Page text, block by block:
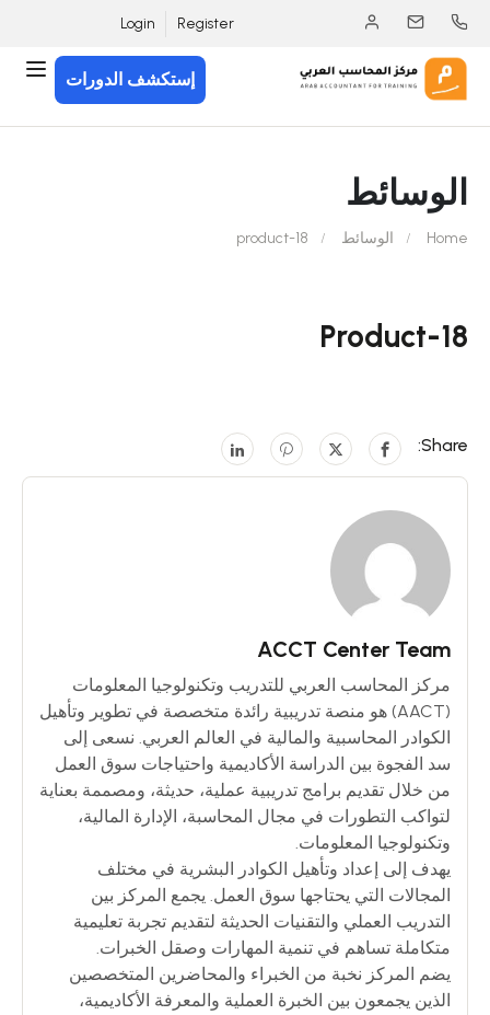
Register
Login
إستكشف الدورات
الوسائط
Home الوسائط product-18
Product-18
Share:
ACCT Center Team
مركز المحاسب العربي للتدريب وتكنولوجيا المعلومات
(AACT) هو منصة تدريبية رائدة متخصصة في تطوير وتأهيل
الكوادر المحاسبية والمالية في العالم العربي. نسعى إلى
سد الفجوة بين الدراسة الأكاديمية واحتياجات سوق العمل
من خلال تقديم برامج تدريبية عملية، حديثة، ومصممة بعناية
لتواكب التطورات في مجال المحاسبة، الإدارة المالية،
وتكنولوجيا المعلومات.
يهدف إلى إعداد وتأهيل الكوادر البشرية في مختلف
المجالات التي يحتاجها سوق العمل. يجمع المركز بين
التدريب العملي والتقنيات الحديثة لتقديم تجربة تعليمية
متكاملة تساهم في تنمية المهارات وصقل الخبرات.
يضم المركز نخبة من الخبراء والمحاضرين المتخصصين
الذين يجمعون بين الخبرة العملية والمعرفة الأكاديمية،